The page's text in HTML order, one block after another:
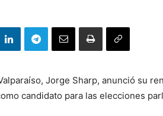
Jorge Sharp, anunció su
candidato para las elecciones